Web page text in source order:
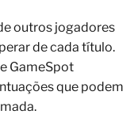
outros jogadores
de cada título.
GameSpot
que podem